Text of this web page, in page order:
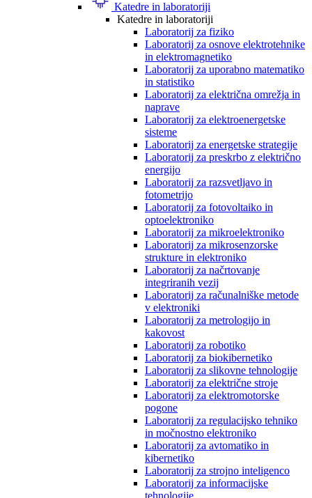
Katedre in laboratoriji
Katedre in laboratoriji
Laboratorij za fiziko
Laboratorij za osnove elektrotehnike
in elektromagnetiko
Laboratorij za uporabno matematiko
in statistiko
Laboratorij za električna omrežja in
naprave
Laboratorij za elektroenergetske
sisteme
Laboratorij za energetske strategije
Laboratorij za preskrbo z električno
energijo
Laboratorij za razsvetljavo in
fotometrijo
Laboratorij za fotovoltaiko in
optoelektroniko
Laboratorij za mikroelektroniko
Laboratorij za mikrosenzorske
strukture in elektroniko
Laboratorij za načrtovanje
integriranih vezij
Laboratorij za računalniške metode
v elektroniki
Laboratorij za metrologijo in
kakovost
Laboratorij za robotiko
Laboratorij za biokibernetiko
Laboratorij za slikovne tehnologije
Laboratorij za električne stroje
Laboratorij za elektromotorske
pogone
Laboratorij za regulacijsko tehniko
in močnostno elektroniko
Laboratorij za avtomatiko in
kibernetiko
Laboratorij za strojno inteligenco
Laboratorij za informacijske
tehnologije